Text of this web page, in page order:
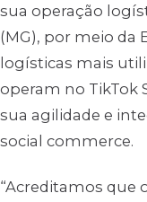
sua operação
(MG), por meio da
logísticas mais
operam no TikTok
sua agilidade e
social commerce.
“Acreditamos que